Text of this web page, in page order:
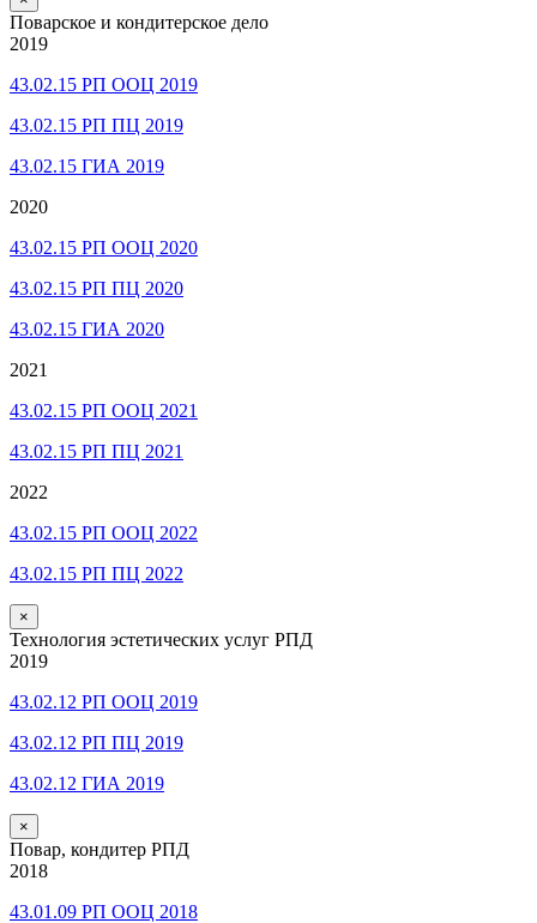
Поварское и кондитерское дело
2019
43.02.15 РП ООЦ 2019
43.02.15 РП ПЦ 2019
43.02.15 ГИА 2019
2020
43.02.15 РП ООЦ 2020
43.02.15 РП ПЦ 2020
43.02.15 ГИА 2020
2021
43.02.15 РП ООЦ 2021
43.02.15 РП ПЦ 2021
2022
43.02.15 РП ООЦ 2022
43.02.15 РП ПЦ 2022
×
Технология эстетических услуг РПД
2019
43.02.12 РП ООЦ 2019
43.02.12 РП ПЦ 2019
43.02.12 ГИА 2019
×
Повар, кондитер РПД
2018
43.01.09 РП ООЦ 2018